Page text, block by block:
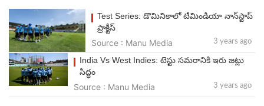
Test Series: డొమినికాలో టీమిండియా నాన్‌స్టాప్
ప్రాక్టీస్‌
Source : Manu Media 3 years ago
India Vs West Indies: టెస్టు సమరానికి ఇరు జట్లు
సిద్ధం
Source : Manu Media 3 years ago